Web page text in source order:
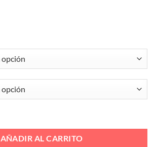
AÑADIR AL CARRITO